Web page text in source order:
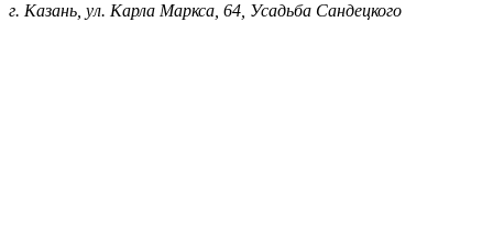
г. Казань, ул. Карла Маркса, 64, Усадьба Сандецкого